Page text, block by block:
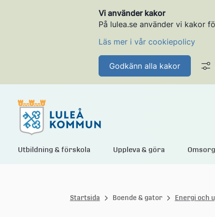
Vi använder kakor
På lulea.se använder vi kakor
Läs mer i vår cookiepolicy
Godkänn alla kakor
L
Utbildning & förskola Uppleva & göra
Startsida Boende & gator Energi och